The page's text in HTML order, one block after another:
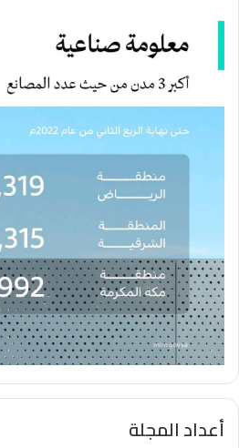
أعداد المجلة